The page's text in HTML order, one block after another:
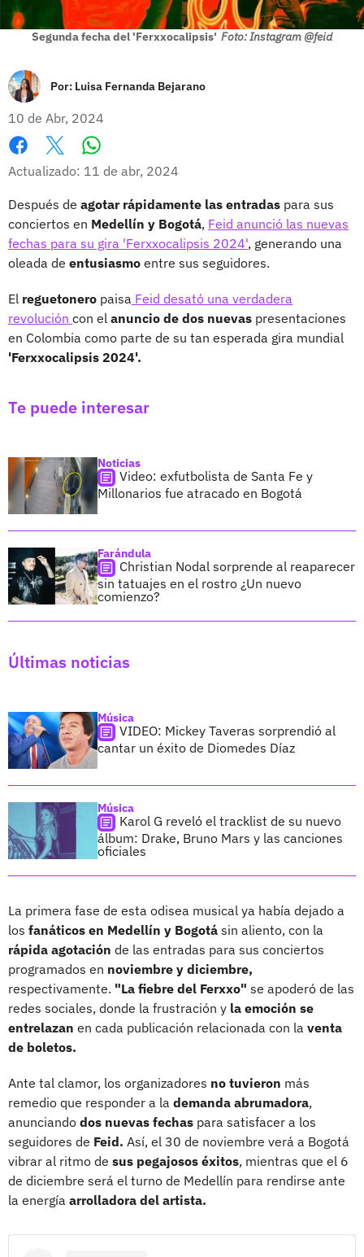
Segunda fecha del 'Ferxxocalipsis' Foto: Instagram @feid
Por: Luisa Fernanda Bejarano
10 de Abr, 2024
Facebook
X
Actualizado: 11 de abr, 2024
Después de agotar rápidamente las entradas para sus
conciertos en Medellín y Bogotá, Feid anunció las nuevas
fechas para su gira 'Ferxxocalipsis 2024', generando una
oleada de entusiasmo entre sus seguidores.
El reguetonero paisa Feid desató una verdadera
revolución con el anuncio de dos nuevas presentaciones
en Colombia como parte de su tan esperada gira mundial
'Ferxxocalipsis 2024'.
Te puede interesar
Noticias
Video: exfutbolista de Santa Fe y
Millonarios fue atracado en Bogotá
Farándula
Christian Nodal sorprende al reaparecer
sin tatuajes en el rostro ¿Un nuevo
comienzo?
Últimas noticias
Música
VIDEO: Mickey Taveras sorprendió al
cantar un éxito de Diomedes Díaz
Música
Karol G reveló el tracklist de su nuevo
álbum: Drake, Bruno Mars y las canciones
oficiales
La primera fase de esta odisea musical ya había dejado a
los fanáticos en Medellín y Bogotá sin aliento, con la
rápida agotación de las entradas para sus conciertos
programados en noviembre y diciembre,
respectivamente. "La fiebre del Ferxxo" se apoderó de las
redes sociales, donde la frustración y la emoción se
entrelazan en cada publicación relacionada con la venta
de boletos.
Ante tal clamor, los organizadores no tuvieron más
remedio que responder a la demanda abrumadora,
anunciando dos nuevas fechas para satisfacer a los
seguidores de Feid. Así, el 30 de noviembre verá a Bogotá
vibrar al ritmo de sus pegajosos éxitos, mientras que el 6
de diciembre será el turno de Medellín para rendirse ante
la energía arrolladora del artista.